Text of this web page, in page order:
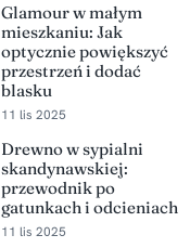
Glamour w małym
mieszkaniu: Jak
optycznie powiększyć
przestrzeń i dodać
blasku
11 lis 2025
Drewno w sypialni
skandynawskiej:
przewodnik po
gatunkach i odcieniach
11 lis 2025